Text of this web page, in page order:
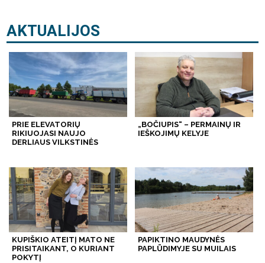
AKTUALIJOS
PRIE ELEVATORIŲ
RIKIUOJASI NAUJO
DERLIAUS VILKSTINĖS
„BOČIUPIS“ – PERMAINŲ IR
IEŠKOJIMŲ KELYJE
KUPIŠKIO ATEITĮ MATO NE
PRISITAIKANT, O KURIANT
POKYTĮ
PAPIKTINO MAUDYNĖS
PAPLŪDIMYJE SU MUILAIS